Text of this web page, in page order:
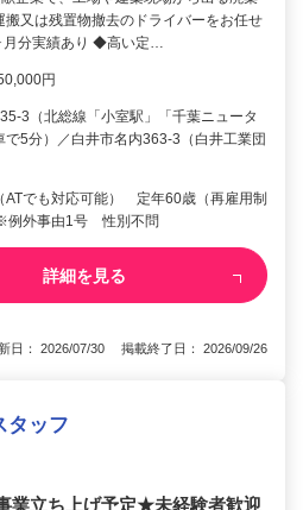
搬又は残置物撤去のドライバーをお任せ
月分実績あり ◆高い定…
円
3（北総線「小室駅」「千葉ニュータ
で5分）／白井市名内363-3（白井工業団
ATでも対応可能） 定年60歳（再雇用制
例外事由1号 性別不問
詳細を見る
日： 2026/07/30 掲載終了日： 2026/09/26
タッフ
業立ち上げ予定★未経験者歓迎